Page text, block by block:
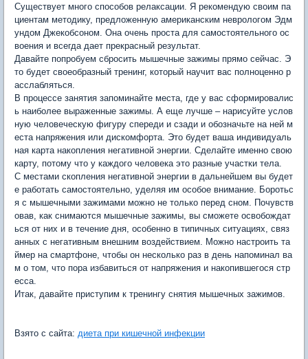
Существует много способов релаксации. Я рекомендую своим па
циентам методику, предложенную американским неврологом Эдм
ундом Джекобсоном. Она очень проста для самостоятельного ос
воения и всегда дает прекрасный результат.
Давайте попробуем сбросить мышечные зажимы прямо сейчас. Э
то будет своеобразный тренинг, который научит вас полноценно р
асслабляться.
В процессе занятия запоминайте места, где у вас сформировалис
ь наиболее выраженные зажимы. А еще лучше – нарисуйте услов
ную человеческую фигуру спереди и сзади и обозначьте на ней м
еста напряжения или дискомфорта. Это будет ваша индивидуаль
ная карта накопления негативной энергии. Сделайте именно свою
карту, потому что у каждого человека это разные участки тела.
С местами скопления негативной энергии в дальнейшем вы будет
е работать самостоятельно, уделяя им особое внимание. Боротьс
я с мышечными зажимами можно не только перед сном. Почувств
овав, как снимаются мышечные зажимы, вы сможете освобождат
ься от них и в течение дня, особенно в типичных ситуациях, связ
анных с негативным внешним воздействием. Можно настроить та
ймер на смартфоне, чтобы он несколько раз в день напоминал ва
м о том, что пора избавиться от напряжения и накопившегося стр
есса.
Итак, давайте приступим к тренингу снятия мышечных зажимов.
Взято с сайта: диета при кишечной инфекции